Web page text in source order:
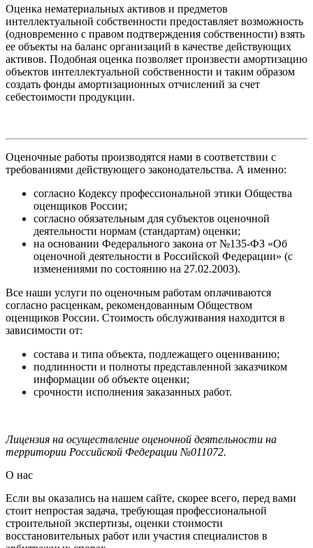
Оценка нематериальных активов и предметов
интеллектуальной собственности предоставляет возможность
(одновременно с правом подтверждения собственности) взять
ее объекты на баланс организаций в качестве действующих
активов. Подобная оценка позволяет произвести амортизацию
объектов интеллектуальной собственности и таким образом
создать фонды амортизационных отчислений за счет
себестоимости продукции.
Оценочные работы производятся нами в соответствии с
требованиями действующего законодательства. А именно:
согласно Кодексу профессиональной этики Общества
оценщиков России;
согласно обязательным для субъектов оценочной
деятельности нормам (стандартам) оценки;
на основании Федерального закона от №135-ФЗ «Об
оценочной деятельности в Российской Федерации» (с
изменениями по состоянию на 27.02.2003).
Все наши услуги по оценочным работам оплачиваются
согласно расценкам, рекомендованным Обществом
оценщиков России. Стоимость обслуживания находится в
зависимости от:
состава и типа объекта, подлежащего оцениванию;
подлинности и полноты представленной заказчиком
информации об объекте оценки;
срочности исполнения заказанных работ.
Лицензия на осуществление оценочной деятельности на
территории Российской Федерации №011072.
О нас
Если вы оказались на нашем сайте, скорее всего, перед вами
стоит непростая задача, требующая профессиональной
строительной экспертизы, оценки стоимости
восстановительных работ или участия специалистов в